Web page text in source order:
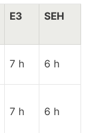
E3 SEH
7 h 6 h
7 h 6 h